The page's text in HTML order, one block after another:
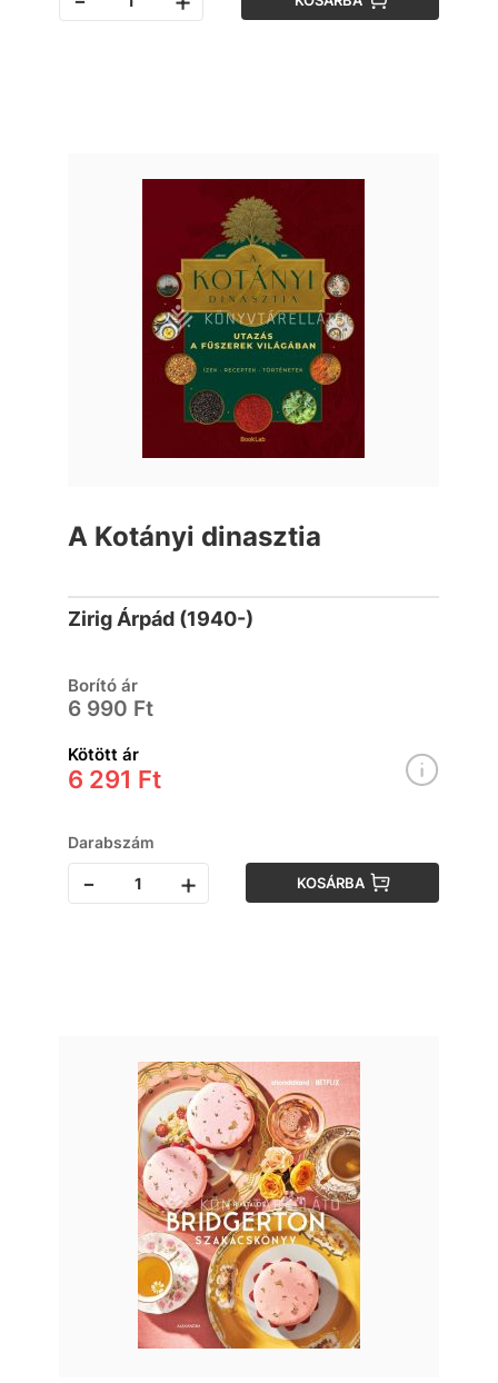
A Kotányi dinasztia
Zirig Árpád (1940-)
Borító ár
6 990 Ft
Kötött ár
6 291 Ft
Darabszám
- + KOSÁRBA